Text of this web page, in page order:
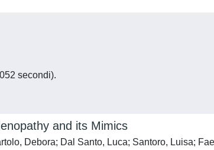
secondi).
and its Mimics
Debora; Dal Santo, Luca; Santoro, Luisa;